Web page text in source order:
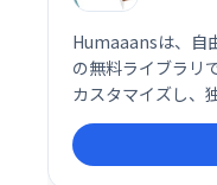
Humaaansは、自
の無料ライブラリ
カスタマイズし、
InVision Studio
トやアプリのデザ
様な表現が可能